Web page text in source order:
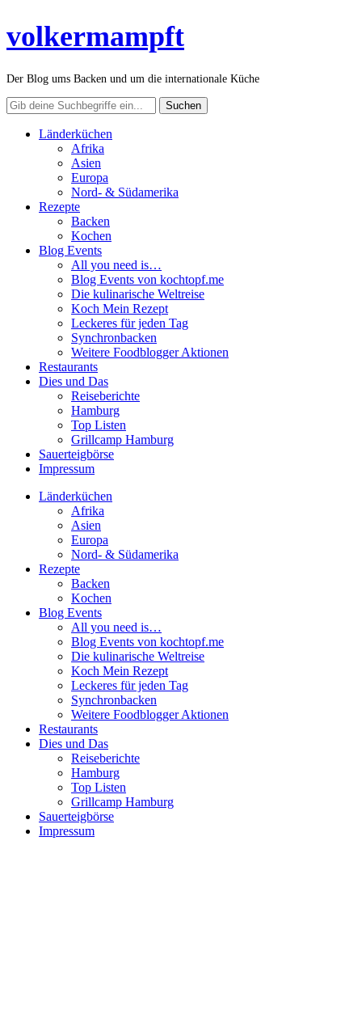
volkermampft
Der Blog ums Backen und um die internationale Küche
Länderküchen
Afrika
Asien
Europa
Nord- & Südamerika
Rezepte
Backen
Kochen
Blog Events
All you need is…
Blog Events von kochtopf.me
Die kulinarische Weltreise
Koch Mein Rezept
Leckeres für jeden Tag
Synchronbacken
Weitere Foodblogger Aktionen
Restaurants
Dies und Das
Reiseberichte
Hamburg
Top Listen
Grillcamp Hamburg
Sauerteigbörse
Impressum
Länderküchen
Afrika
Asien
Europa
Nord- & Südamerika
Rezepte
Backen
Kochen
Blog Events
All you need is…
Blog Events von kochtopf.me
Die kulinarische Weltreise
Koch Mein Rezept
Leckeres für jeden Tag
Synchronbacken
Weitere Foodblogger Aktionen
Restaurants
Dies und Das
Reiseberichte
Hamburg
Top Listen
Grillcamp Hamburg
Sauerteigbörse
Impressum